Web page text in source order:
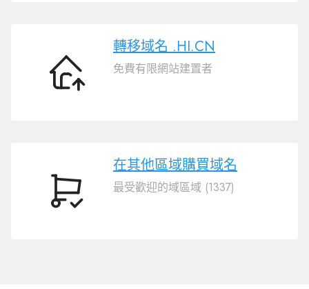
轉
轉移域名 .HI.CN
免費有限網站建置者
在
在其他區域購買域名
最受歡迎的域區域 (1337)